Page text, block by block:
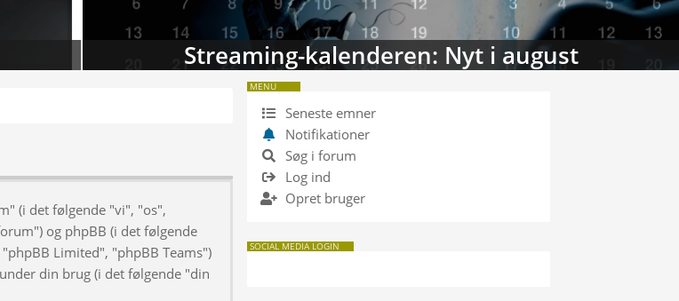
Streaming-kalenderen: Nyt i august
(i det følgende "vi", "os",
og phpBB (i det følgende
Limited", "phpBB Teams")
din brug (i det følgende "din
MENU
Seneste emner
Notifikationer
Søg i forum
Log ind
Opret bruger
SOCIAL MEDIA LOGIN